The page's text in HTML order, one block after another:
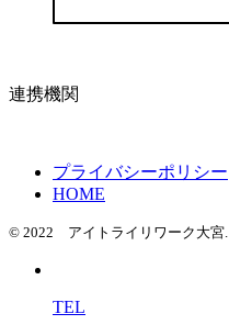
連携機関
プライバシーポリシー
HOME
© 2022 アイトライリワーク大宮.
TEL